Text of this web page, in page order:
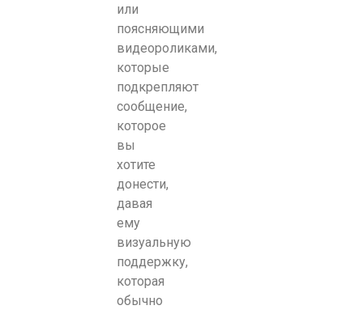
или
поясняющими
видеороликами,
которые
подкрепляют
сообщение,
которое
вы
хотите
донести,
давая
ему
визуальную
поддержку,
которая
обычно